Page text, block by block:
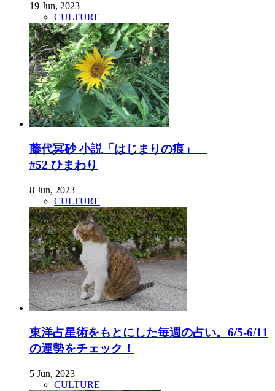
19 Jun, 2023
CULTURE
藤代冥砂 小説「はじまりの痕」
#52 ひまわり
8 Jun, 2023
CULTURE
東洋占星術をもとにした毎週の占い。6/5-6/11
の運勢をチェック！
5 Jun, 2023
CULTURE